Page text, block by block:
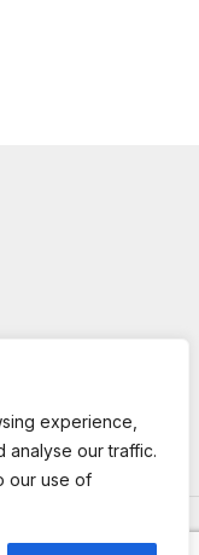
experience,
analyse our traffic.
our use of